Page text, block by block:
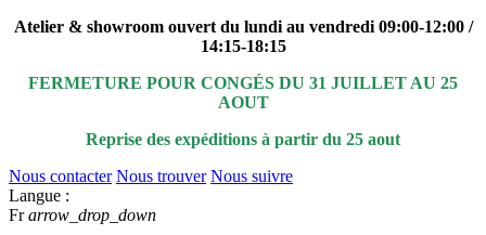
Atelier & showroom ouvert du lundi au vendredi 09:00-12:00 /
14:15-18:15
FERMETURE POUR CONGÉS DU 31 JUILLET AU 25
AOUT
Reprise des expéditions à partir du 25 aout
Nous contacter Nous trouver Nous suivre
Langue :
Fr arrow_drop_down